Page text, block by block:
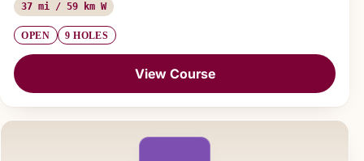
37 mi / 59 km W
OPEN 9 HOLES
View Course